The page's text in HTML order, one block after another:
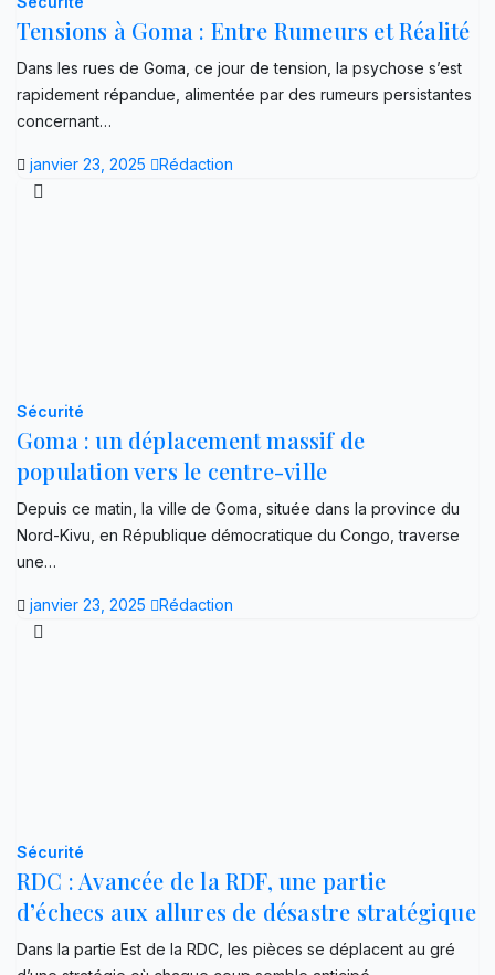
Tensions à Goma : Entre Rumeurs et Réalité
Dans les rues de Goma, ce jour de tension, la psychose s’est
rapidement répandue, alimentée par des rumeurs persistantes
concernant…
janvier 23, 2025 Rédaction
Sécurité
Goma : un déplacement massif de
population vers le centre-ville
Depuis ce matin, la ville de Goma, située dans la province du
Nord-Kivu, en République démocratique du Congo, traverse
une…
janvier 23, 2025 Rédaction
Sécurité
RDC : Avancée de la RDF, une partie
d’échecs aux allures de désastre stratégique
Dans la partie Est de la RDC, les pièces se déplacent au gré